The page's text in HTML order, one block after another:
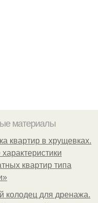
материалы
квартир в хрущевках.
квартир типа
колодец для дренажа.